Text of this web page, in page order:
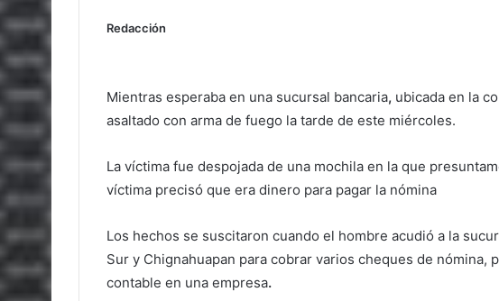
Redacción
Mientras esperaba en una sucursal bancaria, ubicada en la
asaltado con arma de fuego la tarde de este miércoles.
La víctima fue despojada de una mochila en la que
víctima precisó que era dinero para pagar la nómina
Los hechos se suscitaron cuando el hombre acudió a la
Sur y Chignahuapan para cobrar varios cheques de nómina,
contable en una empresa.